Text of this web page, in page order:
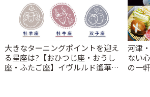
大きなターニングポイントを迎え
る星座は?【おひつじ座・おうし
座・ふたご座】イヴルルド遙華
河津
ない
の一